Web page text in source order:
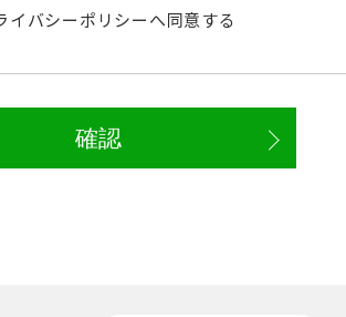
イバシーポリシーへ同意する